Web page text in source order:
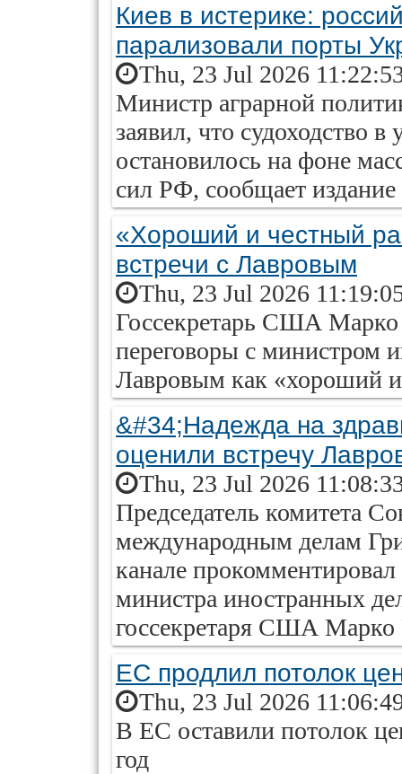
Киев в истерике:
парализовали порты
Thu, 23 Jul 2026
Министр аграрной
заявил, что судоходство
остановилось на фоне
сил РФ, сообщает
«Хороший и честный
встречи с Лавровым
Thu, 23 Jul 2026
Госсекретарь США Марко
переговоры с министром
Лавровым как «хороший и
&#34;Надежда на
оценили встречу
Thu, 23 Jul 2026
Председатель комитета
международным делам
канале
министра иностранных
госсекретаря США Марко
ЕС продлил потолок
Thu, 23 Jul 2026
В ЕС оставили потолок
год